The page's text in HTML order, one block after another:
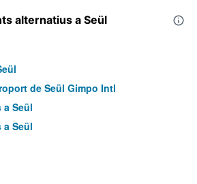
alternatius a Seül
de Seül Gimpo Intl
a Seül
a Seül